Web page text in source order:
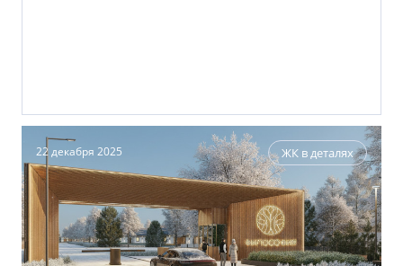
22 декабря 2025 ЖК в деталях